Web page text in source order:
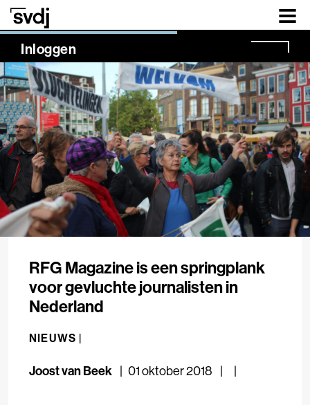
Naar hoofdinhoud
Inloggen
NaN%
RFG Magazine is een springplank
voor gevluchte journalisten in
Nederland
NIEUWS |
Joost van Beek 01 oktober 2018